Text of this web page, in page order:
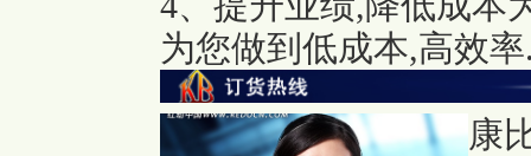
为您做到低成本,高效
康